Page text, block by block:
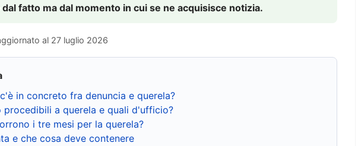
fatto ma dal momento in cui se ne acquisisce notizia.
al 27 luglio 2026
in concreto fra denuncia e querela?
procedibili a querela e quali d'ufficio?
i tre mesi per la querela?
e che cosa deve contenere